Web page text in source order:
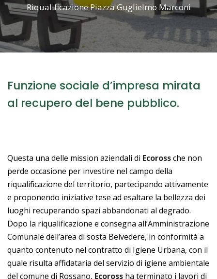
Riqualificazione Piazza Guglielmo Marconi
Funzione sociale d’impresa mirata
al recupero del bene pubblico.
Questa una delle mission aziendali di Ecorossche non
perde occasione per investire nel campo della
riqualificazione del territorio, partecipando attivamente
e proponendo iniziative tese ad esaltare la bellezza dei
luoghi recuperando spazi abbandonati al degrado.
Dopo la riqualificazione e consegna all’Amministrazione
Comunale dell’area di sosta Belvedere, in conformità a
quanto contenuto nel contratto di Igiene Urbana, con il
quale risulta affidataria del servizio di igiene ambientale
del comune di Rossano, Ecoross ha terminato i lavori di